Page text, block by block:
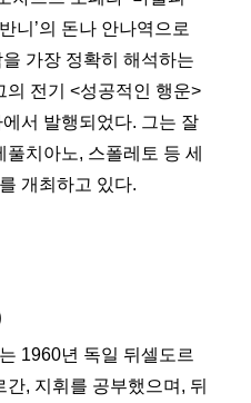
니’의 돈나 안나역으로
가장 정확히 해석하는
의 전기 <성공적인 행운>
서 발행되었다. 그는 잘
치아노, 스폴레토 등 세
개최하고 있다.
1960년 독일 뒤셀도르
, 지휘를 공부했으며, 뒤